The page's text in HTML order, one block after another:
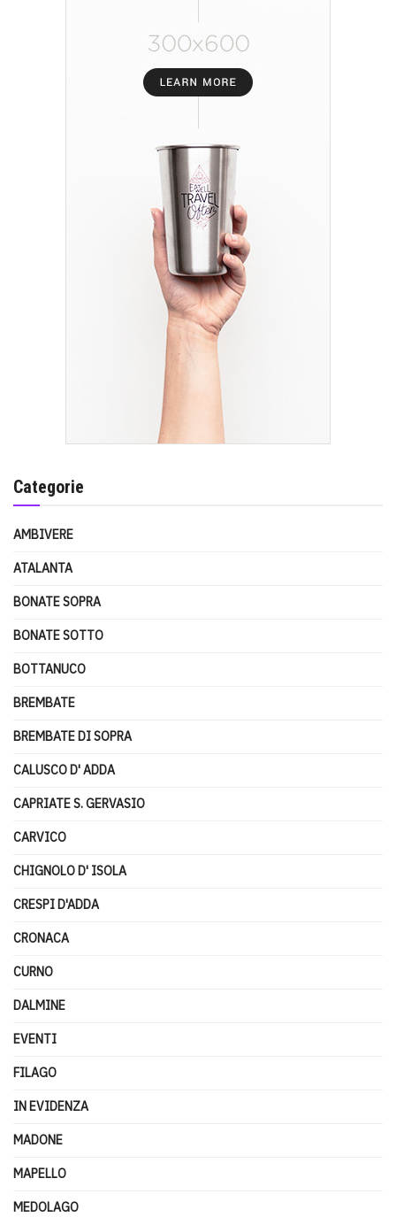
Categorie
AMBIVERE
ATALANTA
BONATE SOPRA
BONATE SOTTO
BOTTANUCO
BREMBATE
BREMBATE DI SOPRA
CALUSCO D' ADDA
CAPRIATE S. GERVASIO
CARVICO
CHIGNOLO D' ISOLA
CRESPI D'ADDA
CRONACA
CURNO
DALMINE
EVENTI
FILAGO
IN EVIDENZA
MADONE
MAPELLO
MEDOLAGO